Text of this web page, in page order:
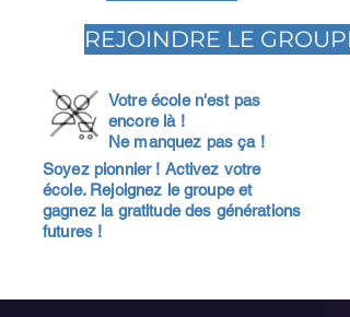
REJOINDRE LE GROUPE
Votre école n'est pas
encore là !
Ne manquez pas ça !
Soyez pionnier ! Activez votre
école. Rejoignez le groupe et
gagnez la gratitude des générations
futures !